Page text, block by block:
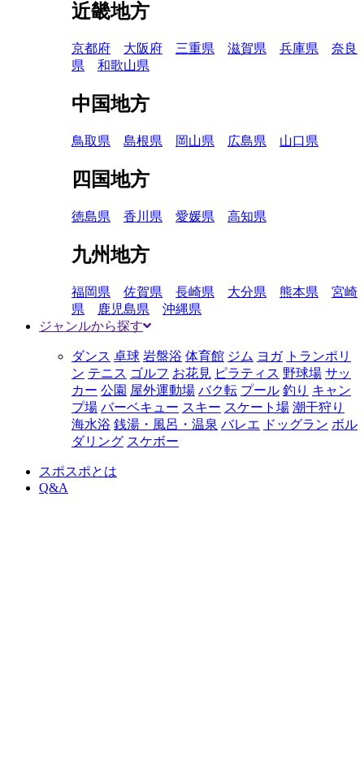
近畿地方
京都府 大阪府 三重県 滋賀県 兵庫県
奈良
県
和歌山県
中国地方
鳥取県 島根県 岡山県 広島県 山口県
四国地方
徳島県 香川県 愛媛県 高知県
九州地方
福岡県 佐賀県 長崎県 大分県 熊本県
宮崎
県
鹿児島県
沖縄県
ジャンルから探す
ダンス 卓球 岩盤浴 体育館 ジム ヨガ トランポリ
ン テニス ゴルフ お花見 ピラティス 野球場 サッ
カー 公園 屋外運動場 バク転 プール 釣り キャン
プ場 バーベキュー スキー スケート場 潮干狩り
海水浴 銭湯・風呂・温泉 バレエ ドッグラン ボル
ダリング スケボー
スポスポとは
Q&A